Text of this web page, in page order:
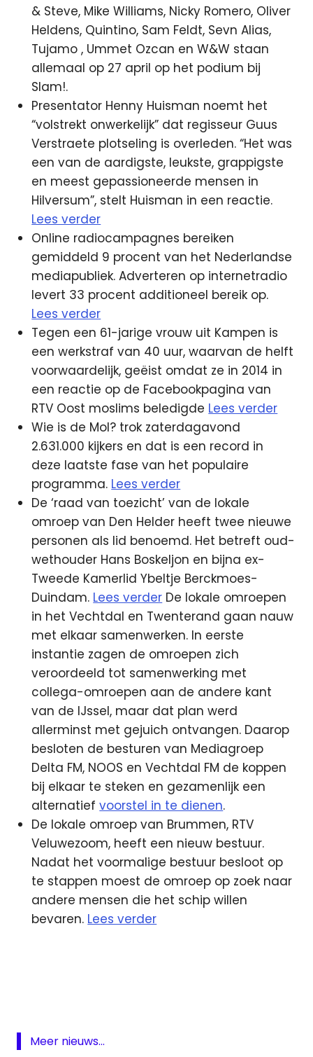
& Steve, Mike Williams, Nicky Romero, Oliver
Heldens, Quintino, Sam Feldt, Sevn Alias,
Tujamo , Ummet Ozcan en W&W staan
allemaal op 27 april op het podium bij
Slam!.
Presentator Henny Huisman noemt het
“volstrekt onwerkelijk” dat regisseur Guus
Verstraete plotseling is overleden. “Het was
een van de aardigste, leukste, grappigste
en meest gepassioneerde mensen in
Hilversum”, stelt Huisman in een reactie.
Lees verder
Online radiocampagnes bereiken
gemiddeld 9 procent van het Nederlandse
mediapubliek. Adverteren op internetradio
levert 33 procent additioneel bereik op.
Lees verder
Tegen een 61-jarige vrouw uit Kampen is
een werkstraf van 40 uur, waarvan de helft
voorwaardelijk, geëist omdat ze in 2014 in
een reactie op de Facebookpagina van
RTV Oost moslims beledigde Lees verder
Wie is de Mol? trok zaterdagavond
2.631.000 kijkers en dat is een record in
deze laatste fase van het populaire
programma. Lees verder
De ‘raad van toezicht’ van de lokale
omroep van Den Helder heeft twee nieuwe
personen als lid benoemd. Het betreft oud-
wethouder Hans Boskeljon en bijna ex-
Tweede Kamerlid Ybeltje Berckmoes-
Duindam. Lees verder De lokale omroepen
in het Vechtdal en Twenterand gaan nauw
met elkaar samenwerken. In eerste
instantie zagen de omroepen zich
veroordeeld tot samenwerking met
collega-omroepen aan de andere kant
van de IJssel, maar dat plan werd
allerminst met gejuich ontvangen. Daarop
besloten de besturen van Mediagroep
Delta FM, NOOS en Vechtdal FM de koppen
bij elkaar te steken en gezamenlijk een
alternatiefvoorstel in te dienen.
De lokale omroep van Brummen, RTV
Veluwezoom, heeft een nieuw bestuur.
Nadat het voormalige bestuur besloot op
te stappen moest de omroep op zoek naar
andere mensen die het schip willen
bevaren. Lees verder
omroep
Meer nieuws...